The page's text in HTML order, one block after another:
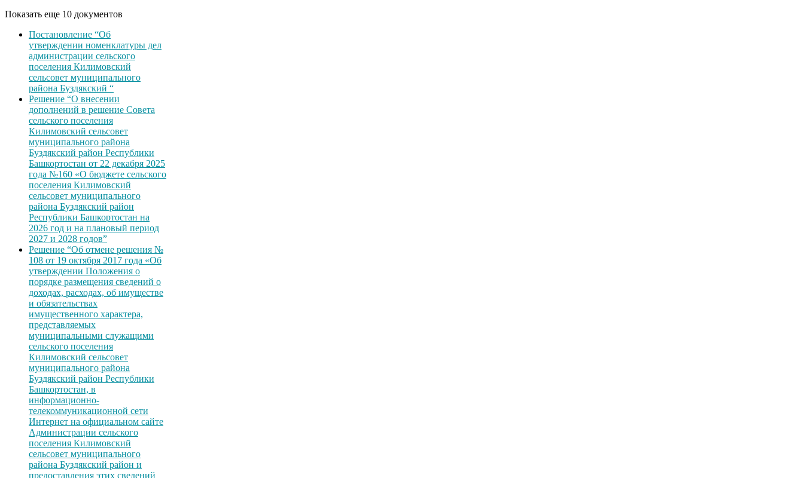
Показать еще 10 документов
Постановление “Об
утверждении номенклатуры дел
администрации сельского
поселения Килимовский
сельсовет муниципального
района Буздякский “
Решение “О внесении
дополнений в решение Совета
сельского поселения
Килимовский сельсовет
муниципального района
Буздякский район Республики
Башкортостан от 22 декабря 2025
года №160 «О бюджете сельского
поселения Килимовский
сельсовет муниципального
района Буздякский район
Республики Башкортостан на
2026 год и на плановый период
2027 и 2028 годов”
Решение “Об отмене решения №
108 от 19 октября 2017 года «Об
утверждении Положения о
порядке размещения сведений о
доходах, расходах, об имуществе
и обязательствах
имущественного характера,
представляемых
муниципальными служащими
сельского поселения
Килимовский сельсовет
муниципального района
Буздякский район Республики
Башкортостан, в
информационно-
телекоммуникационной сети
Интернет на официальном сайте
Администрации сельского
поселения Килимовский
сельсовет муниципального
района Буздякский район и
предоставления этих сведений